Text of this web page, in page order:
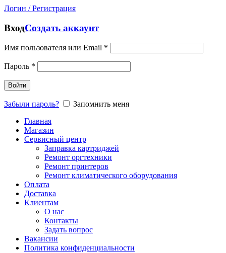
Логин / Регистрация
ВходСоздать аккаунт
Имя пользователя или Email *
Пароль *
Войти
Забыли пароль?
Запомнить меня
Главная
Магазин
Сервисный центр
Заправка картриджей
Ремонт оргтехники
Ремонт принтеров
Ремонт климатического оборудования
Оплата
Доставка
Клиентам
О нас
Контакты
Задать вопрос
Вакансии
Политика конфиденциальности